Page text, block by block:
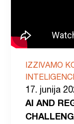
IZZIVAMO
17. junija
AI AND